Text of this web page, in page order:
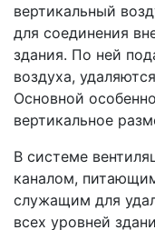
вертикальный
для соединения
здания. По ней
воздуха,
Основной
вертикальное
В системе
каналом,
служащим для
всех уровней